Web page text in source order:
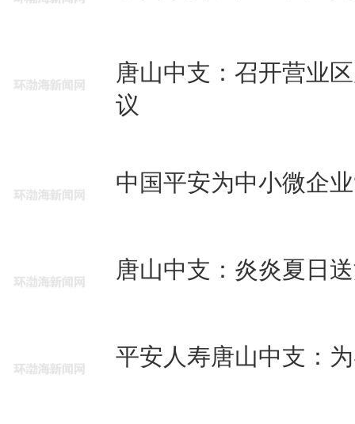
唐山中支：召开营业
议
中国平安为中小微企
唐山中支：炎炎夏日
平安人寿唐山中支：